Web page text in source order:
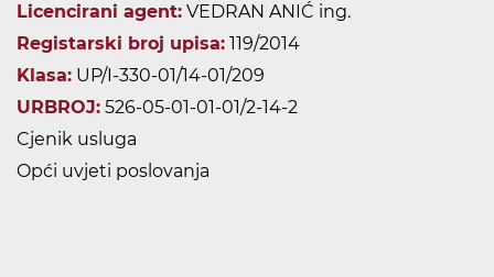
Licencirani agent: VEDRAN ANIĆ ing.
Registarski broj upisa: 119/2014
Klasa: UP/I-330-01/14-01/209
URBROJ: 526-05-01-01-01/2-14-2
Cjenik usluga
Opći uvjeti poslovanja